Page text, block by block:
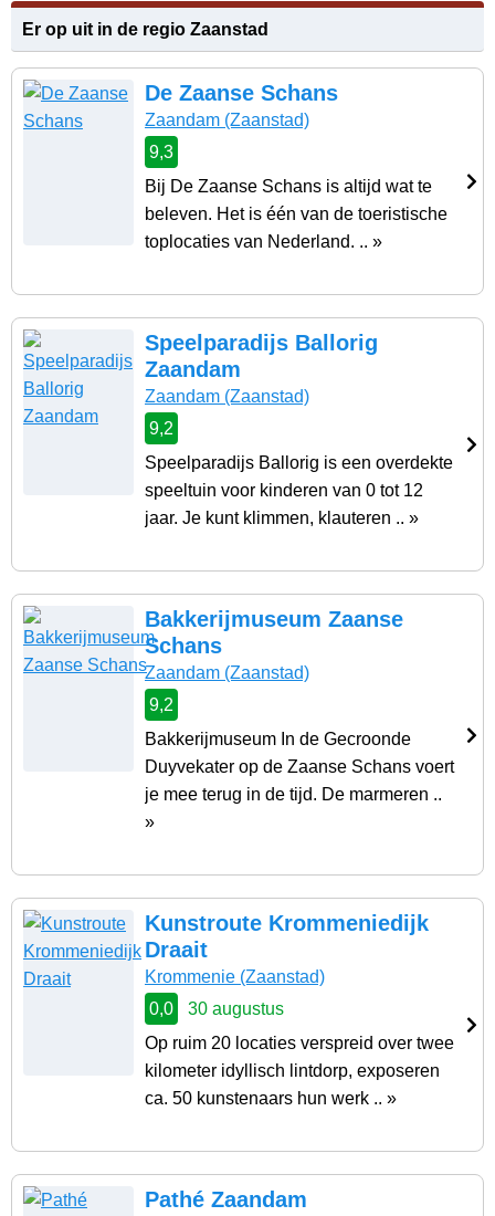
Er op uit in de regio Zaanstad
De Zaanse Schans
Zaandam (Zaanstad)
9,3
Bij De Zaanse Schans is altijd wat te
beleven. Het is één van de toeristische
toplocaties van Nederland. .. »
Speelparadijs Ballorig
Zaandam
Zaandam (Zaanstad)
9,2
Speelparadijs Ballorig is een overdekte
speeltuin voor kinderen van 0 tot 12
jaar. Je kunt klimmen, klauteren .. »
Bakkerijmuseum Zaanse
Schans
Zaandam (Zaanstad)
9,2
Bakkerijmuseum In de Gecroonde
Duyvekater op de Zaanse Schans voert
je mee terug in de tijd. De marmeren ..
»
Kunstroute Krommeniedijk
Draait
Krommenie (Zaanstad)
0,0
30 augustus
Op ruim 20 locaties verspreid over twee
kilometer idyllisch lintdorp, exposeren
ca. 50 kunstenaars hun werk .. »
Pathé Zaandam